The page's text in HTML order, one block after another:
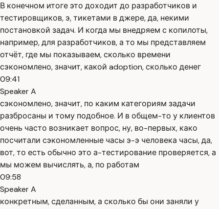
В конечном итоге это доходит до разработчиков и
тестировщиков, э, тикетами в джере, да, некими
постановкой задач. И когда мы внедряем с копилоты,
например, для разработчиков, а то мы представляем
отчёт, где мы показываем, сколько времени
сэкономлено, значит, какой adoption, сколько денег
09:41
Speaker A
сэкономлено, значит, по каким категориям задачи
разбросаны и тому подобное. И в общем-то у клиентов
очень часто возникает вопрос, ну, во-первых, како
посчитали сэкономленные часы э-э человека часы, да,
вот, то есть обычно это а-тестирование проверяется, а
мы можем вычислять, а, по работам
09:58
Speaker A
конкретным, сделанным, а сколько бы они заняли у